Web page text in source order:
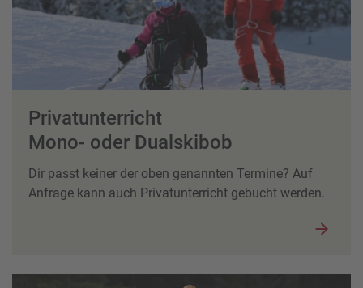
Privatunterricht
Mono- oder Dualskibob
Dir passt keiner der oben genannten Termine? Auf
Anfrage kann auch Privatunterricht gebucht werden.